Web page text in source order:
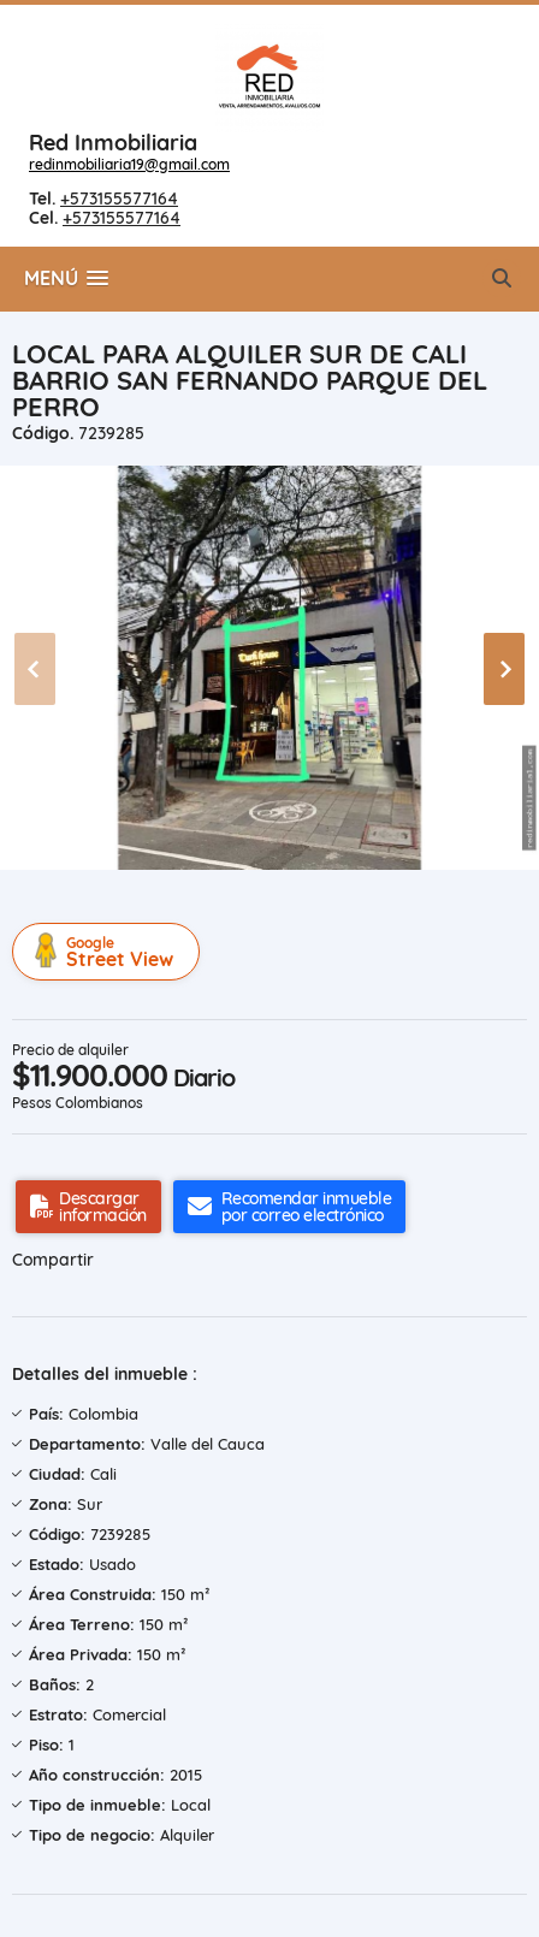
Red Inmobiliaria
redinmobiliaria19@gmail.com
Tel. +573155577164
Cel. +573155577164
MENÚ
LOCAL PARA ALQUILER SUR DE CALI
BARRIO SAN FERNANDO PARQUE DEL
PERRO
Código. 7239285
Google
Street View
Precio de alquiler
$11.900.000 Diario
Pesos Colombianos
Descargar
información
Recomendar inmueble
por correo electrónico
Compartir
Detalles del inmueble :
País: Colombia
Departamento: Valle del Cauca
Ciudad: Cali
Zona: Sur
Código: 7239285
Estado: Usado
Área Construida: 150 m²
Área Terreno: 150 m²
Área Privada: 150 m²
Baños: 2
Estrato: Comercial
Piso: 1
Año construcción: 2015
Tipo de inmueble: Local
Tipo de negocio: Alquiler